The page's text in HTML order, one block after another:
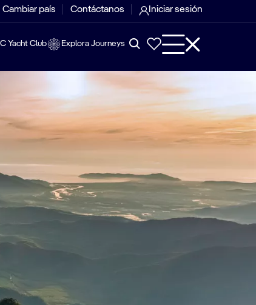
Cambiar país Contáctanos Iniciar sesión
Yacht Club Explora Journeys